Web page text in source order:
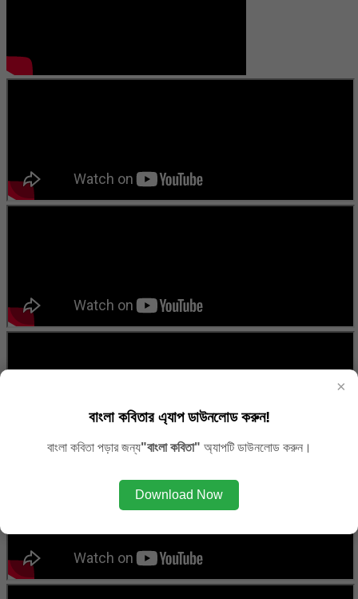
×
বাংলা কবিতার এ্যাপ ডাউনলোড করুন!
বাংলা কবিতা পড়ার জন্য"বাংলা কবিতা" অ্যাপটি ডাউনলোড করুন।
Download Now